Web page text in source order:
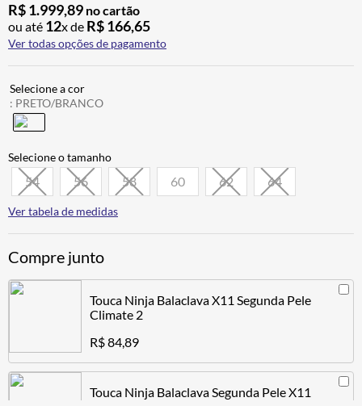
R$1.999,89 no cartão
ou até 12x de R$166,65
Ver todas opções de pagamento
: PRETO/BRANCO
54 56 58 60 62 64
Ver tabela de medidas
Compre junto
Touca Ninja Balaclava X11 Segunda Pele
Climate 2
R$ 84,89
Touca Ninja Balaclava Segunda Pele X11